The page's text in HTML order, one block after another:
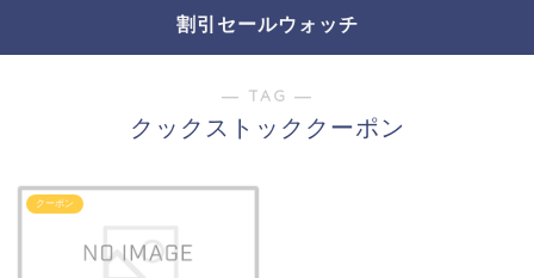
割引セールウォッチ
― TAG ―
クックストッククーポン
クーポン